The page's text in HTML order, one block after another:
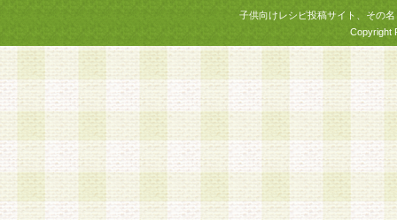
子供向けレシピ投稿サイト、その
Copyright